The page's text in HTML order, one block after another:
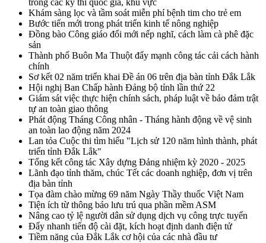
trong các kỳ thi quốc gia, khu vực
Khám sàng lọc và tầm soát miễn phí bệnh tim cho trẻ em
Bước tiến mới trong phát triển kinh tế nông nghiệp
Đồng bào Công giáo đổi mới nếp nghĩ, cách làm cà phê đặc
sản
Thành phố Buôn Ma Thuột đẩy mạnh công tác cải cách hành
chính
Sơ kết 02 năm triển khai Đề án 06 trên địa bàn tỉnh Đắk Lắk
Hội nghị Ban Chấp hành Đảng bộ tỉnh lần thứ 22
Giám sát việc thực hiện chính sách, pháp luật về bảo đảm trật
tự an toàn giao thông
Phát động Tháng Công nhân - Tháng hành động về vệ sinh
an toàn lao động năm 2024
Lan tỏa Cuộc thi tìm hiểu "Lịch sử 120 năm hình thành, phát
triển tỉnh Đắk Lắk"
Tổng kết công tác Xây dựng Đảng nhiệm kỳ 2020 - 2025
Lãnh đạo tỉnh thăm, chúc Tết các doanh nghiệp, đơn vị trên
địa bàn tỉnh
Tọa đàm chào mừng 69 năm Ngày Thầy thuốc Việt Nam
Tiện ích từ thông báo lưu trú qua phần mềm ASM
Nâng cao tỷ lệ người dân sử dụng dịch vụ công trực tuyến
Đẩy nhanh tiến độ cài đặt, kích hoạt định danh điện tử
Tiềm năng của Đắk Lắk cơ hội của các nhà đầu tư